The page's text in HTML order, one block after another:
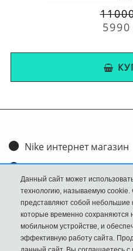
Nike интернет магазин
Доставка и оплата
Обмен и возврат
Размеры
FAQ
Данный сайт может
технологию, называемую
представляют собой
которые временно сохраняются
мобильном устройстве, и
эффективную работу сайта.